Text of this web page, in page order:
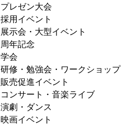
プレゼン大会
採用イベント
展示会・大型イベント
周年記念
学会
研修・勉強会・ワークショップ
販売促進イベント
コンサート・音楽ライブ
演劇・ダンス
映画イベント